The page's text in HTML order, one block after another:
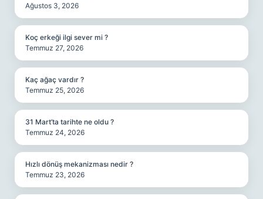
Ağustos 3, 2026
Koç erkeği ilgi sever mi ?
Temmuz 27, 2026
Kaç ağaç vardır ?
Temmuz 25, 2026
31 Mart’ta tarihte ne oldu ?
Temmuz 24, 2026
Hızlı dönüş mekanizması nedir ?
Temmuz 23, 2026